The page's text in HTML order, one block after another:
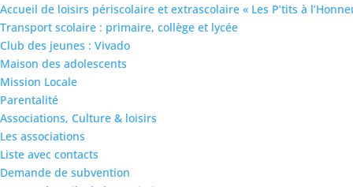
Accueil de loisirs périscolaire et extrascolaire « Les P’tits à
Transport scolaire : primaire, collège et lycée
Club des jeunes : Vivado
Maison des adolescents
Mission Locale
Parentalité
Associations, Culture & loisirs
Les associations
Liste avec contacts
Demande de subvention